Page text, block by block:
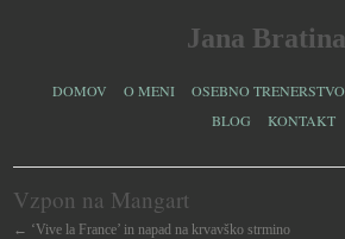
Jana Bratina
DOMOV O MENI OSEBNO TRENERSTVO
BLOG
KONTAKT
Vzpon na Mangart
← ‘Vive la France’ in napad na krvavško strmino